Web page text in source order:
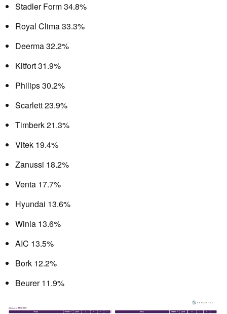
Stadler Form 34.8%
Royal Clima 33.3%
Deerma 32.2%
Kitfort 31.9%
Philips 30.2%
Scarlett 23.9%
Timberk 21.3%
Vitek 19.4%
Zanussi 18.2%
Venta 17.7%
Hyundai 13.6%
Winia 13.6%
AIC 13.5%
Bork 12.2%
Beurer 11.9%